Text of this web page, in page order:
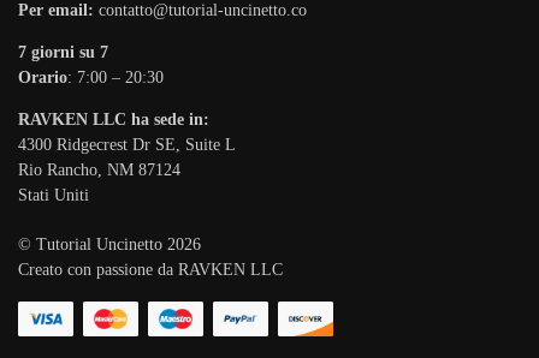
Per email: contatto@tutorial-uncinetto.co
7 giorni su 7
Orario: 7:00 – 20:30
RAVKEN LLC ha sede in:
4300 Ridgecrest Dr SE, Suite L
Rio Rancho, NM 87124
Stati Uniti
© Tutorial Uncinetto 2026
Creato con passione da RAVKEN LLC